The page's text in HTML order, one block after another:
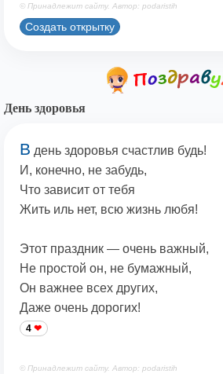
© Принадлежит сайту. Автор: podaristih
Создать открытку
День здоровья
В день здоровья счастлив будь!
И, конечно, не забудь,
Что зависит от тебя
Жить иль нет, всю жизнь любя!
Этот праздник — очень важный,
Не простой он, не бумажный,
Он важнее всех других,
Даже очень дорогих!
4
© Принадлежит сайту. Автор: podaristih